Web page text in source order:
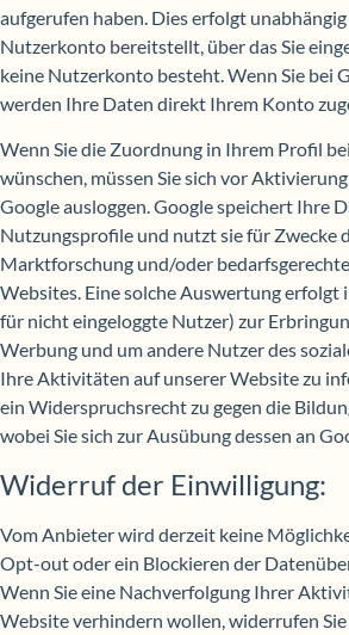
aufgerufen haben. Dies erfolgt
Nutzerkonto bereitstellt, über das Sie
keine Nutzerkonto besteht. Wenn Sie bei
werden Ihre Daten direkt Ihrem Konto
Wenn Sie die Zuordnung in Ihrem Profil
wünschen, müssen Sie sich vor
Google ausloggen. Google speichert Ihre
Nutzungsprofile und nutzt sie für Zwecke
Marktforschung und/oder
Websites. Eine solche Auswertung erfolgt
für nicht eingeloggte Nutzer) zur
Werbung und um andere Nutzer des
Ihre Aktivitäten auf unserer Website zu
ein Widerspruchsrecht zu gegen die
wobei Sie sich zur Ausübung dessen an
Widerruf der Einwilligung:
Vom Anbieter wird derzeit keine
Opt-out oder ein Blockieren der
Wenn Sie eine Nachverfolgung Ihrer
Website verhindern wollen, widerrufen